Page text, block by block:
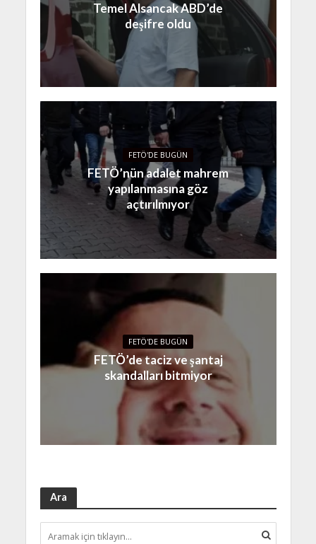
Temel Alsancak ABD’de
deşifre oldu
FETÖ'DE BUGÜN
FETÖ’nün adalet mahrem
yapılanmasına göz
açtırılmıyor
FETÖ'DE BUGÜN
FETÖ’de taciz ve şantaj
skandalları bitmiyor
Ara